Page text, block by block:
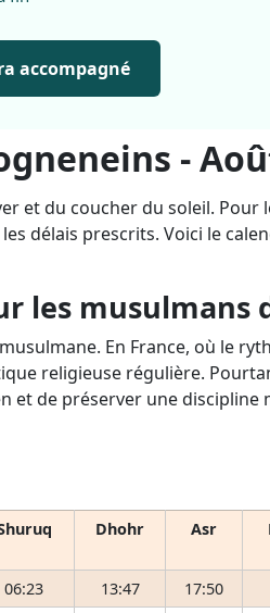
accompagné
-
et du coucher du soleil. Pour
délais prescrits. Voici le
les musulmans
En France, où le
religieuse régulière.
de préserver une discipline
Dhohr Asr
06:23 13:47 17:50